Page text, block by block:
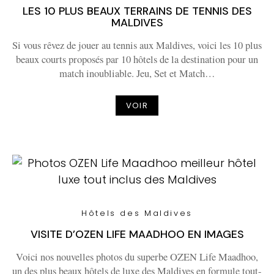
LES 10 PLUS BEAUX TERRAINS DE TENNIS DES
MALDIVES
Si vous rêvez de jouer au tennis aux Maldives, voici les 10 plus
beaux courts proposés par 10 hôtels de la destination pour un
match inoubliable. Jeu, Set et Match…
VOIR
Hôtels des Maldives
VISITE D’OZEN LIFE MAADHOO EN IMAGES
Voici nos nouvelles photos du superbe OZEN Life Maadhoo,
un des plus beaux hôtels de luxe des Maldives en formule tout-